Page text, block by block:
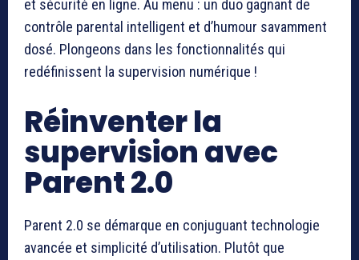
et sécurité en ligne. Au menu : un duo gagnant de
contrôle parental intelligent et d’humour savamment
dosé. Plongeons dans les fonctionnalités qui
redéfinissent la supervision numérique !
Réinventer la
supervision avec
Parent 2.0
Parent 2.0 se démarque en conjuguant technologie
avancée et simplicité d’utilisation. Plutôt que